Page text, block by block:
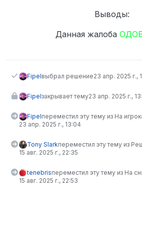
Выводы:
Данная жалоба
Fipelвыбрал решение23 апр. 2025 г.,
Fipelзакрывает тему23 апр. 2025 г.,
Fipelпереместил эту тему из На
23 апр. 2025 г., 13:04
Tony Slarkпереместил эту тему из
15 авг. 2025 г., 22:35
tenebrisпереместил эту тему из На
15 авг. 2025 г., 22:53